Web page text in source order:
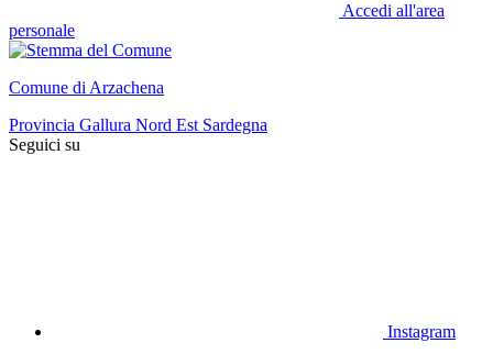
Accedi all'area
personale
Comune di Arzachena
Provincia Gallura Nord Est Sardegna
Seguici su
Instagram